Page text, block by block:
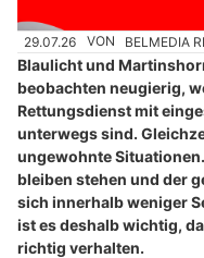
29.07.26 VON BELMEDIA
Blaulicht und
beobachten neugierig,
Rettungsdienst mit
unterwegs sind.
ungewohnte
bleiben stehen und der
sich innerhalb weniger
ist es deshalb wichtig,
richtig verhalten.